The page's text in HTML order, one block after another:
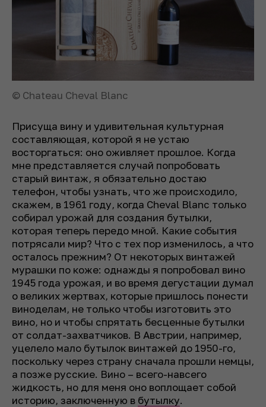
© Chateau Cheval Blanc
Присуща вину и удивительная культурная
составляющая, которой я не устаю
восторгаться: оно оживляет прошлое. Когда
мне представляется случай попробовать
старый винтаж, я обязательно достаю
телефон, чтобы узнать, что же происходило,
скажем, в 1961 году, когда Cheval Blanc только
собирал урожай для создания бутылки,
которая теперь передо мной. Какие события
потрясали мир? Что с тех пор изменилось, а что
осталось прежним? От некоторых винтажей
мурашки по коже: однажды я попробовал вино
1945 года урожая, и во время дегустации думал
о великих жертвах, которые пришлось понести
виноделам, не только чтобы изготовить это
вино, но и чтобы спрятать бесценные бутылки
от солдат-захватчиков. В Австрии, например,
уцелело мало бутылок винтажей до 1950-го,
поскольку через страну сначала прошли немцы,
а позже русские. Вино – всего-навсего
жидкость, но для меня оно воплощает собой
историю, заключенную в бутылку.